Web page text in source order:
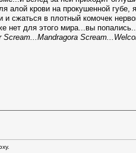
крови на прокушенной губе,
и сжаться в плотный комочек
нет для этого мира...вы
Scream...Mandragora